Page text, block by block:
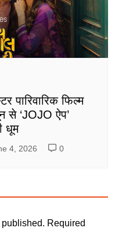
पारिवारिक फिल्म
से ‘JOJO ऐप’
धूम
4, 2026 0
Required